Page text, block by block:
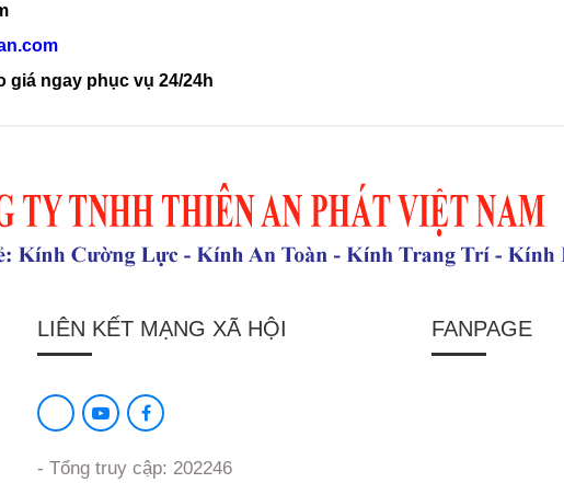
ngay phục vụ 24/24h
LIÊN KẾT MẠNG XÃ HỘI
- Tổng truy cập: 202246
FANPAGE